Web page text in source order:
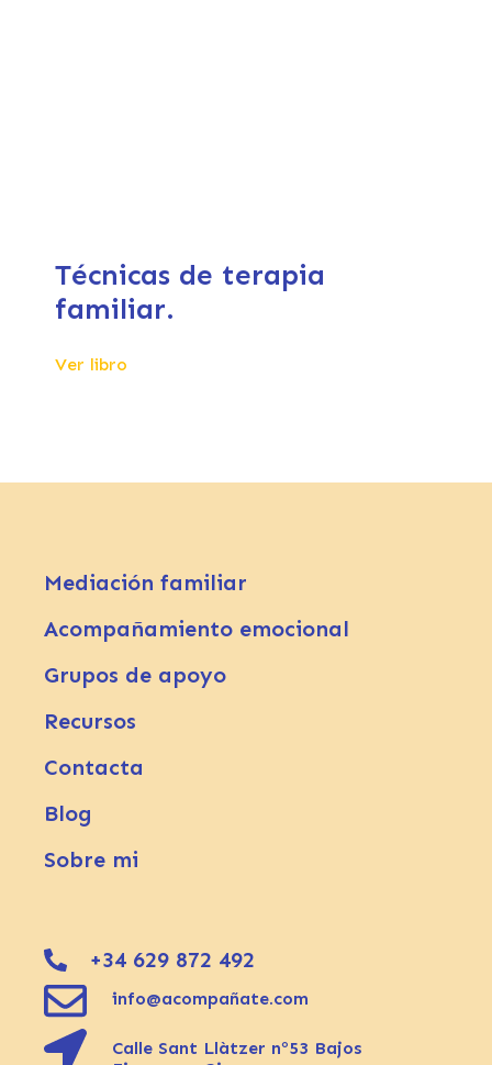
Técnicas de terapia
familiar.
Ver libro
Mediación familiar
Acompañamiento emocional
Grupos de apoyo
Recursos
Contacta
Blog
Sobre mi
+34 629 872 492
info@acompañate.com
Calle Sant Llàtzer nº53 Bajos